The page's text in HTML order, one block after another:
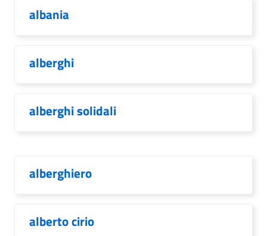
albania
alberghi
alberghi solidali
alberghiero
alberto cirio